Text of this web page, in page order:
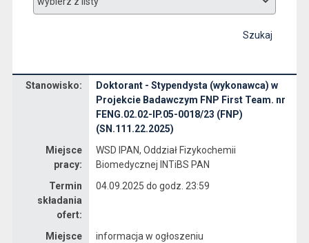
Szukaj
Stanowisko:
Doktorant - Stypendysta (wykonawca) w
Projekcie Badawczym FNP First Team. nr
FENG.02.02-IP.05-0018/23 (FNP)
(SN.111.22.2025)
Miejsce
pracy:
WSD IPAN, Oddział Fizykochemii
Biomedycznej INTiBS PAN
Termin
składania
ofert:
04.09.2025 do godz. 23:59
Miejsce
informacja w ogłoszeniu